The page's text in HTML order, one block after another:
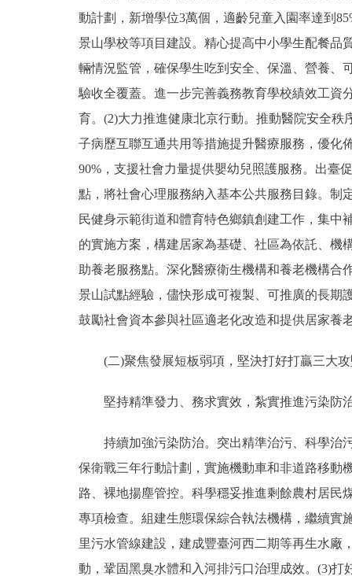
動計劃，新增學位3萬個，適齡兒童入園率達到
景山學校等項目建設。精心提高中小學生配餐品
輛情況監管，確保學生吃到安全、保溫、營養、
驗收全覆蓋。進一步完善義務教育學校績效工資
育。(2)大力推進健康北京行動。推動醫院安全
子病歷互聯互通共用等措施提升醫療服務，優化
90%，支援社會力量提供嬰幼兒照護服務。出臺
點，將社會心理服務納入基本公共服務目錄。制
民健身示範街道和體育特色鄉鎮創建工作，集中
的實施方案，構建居家為基礎、社區為依託、機
助養老服務點。深化醫療衛生機構和養老機構
景山試點經驗，儘快形成可複製、可推廣的長期
鼓勵社會資本參與社區適老化改造和提供居家養
(二)聚焦發展短板弱項，堅決打好打贏三大攻
堅持精準發力、務求實效，紮實推進污染防
持續加強污染防治。突出精準治污、科學治污
保衛戰三年行動計劃，實施機動車和非道路移動
路、裸地揚塵管控。科學穩妥推進剩餘農村居民
專項檢查。組建生態環保綜合執法機構，繼續實
里污水管線建設，建成豐臺河西二期等再生水廠
動，鞏固黑臭水體和入河排污口治理成效。(3)